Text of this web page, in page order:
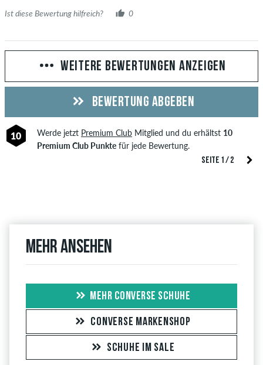
Ist diese Bewertung hilfreich? 0
SEITE 1 / 2
WEITERE BEWERTUNGEN ANZEIGEN
BEWERTUNG ABGEBEN
10 Werde jetzt Premium ClubMitglied und du erhältst 10
Premium Club Punktefür jede Bewertung.
Mehr ansehen
MEHR CONVERSE SCHUHE
CONVERSE MARKENSHOP
SCHUHE IM SALE